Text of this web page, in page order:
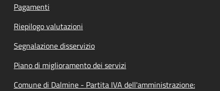
Pagamenti
Riepilogo valutazioni
Segnalazione disservizio
Piano di miglioramento dei servizi
Comune di Dalmine - Partita IVA dell'amministrazione: